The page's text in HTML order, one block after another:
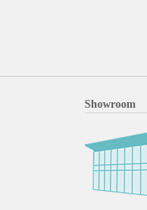
Showroom